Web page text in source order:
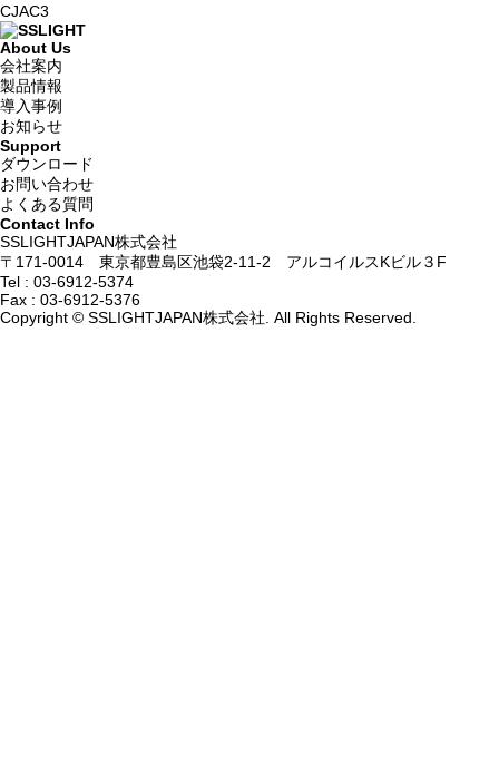
CJAC3
About Us
会社案内
製品情報
導入事例
お知らせ
Support
ダウンロード
お問い合わせ
よくある質問
Contact Info
SSLIGHTJAPAN株式会社
〒171-0014 東京都豊島区池袋2-11-2 アルコイルスKビル３F
Tel : 03-6912-5374
Fax : 03-6912-5376
Copyright © SSLIGHTJAPAN株式会社. All Rights Reserved.